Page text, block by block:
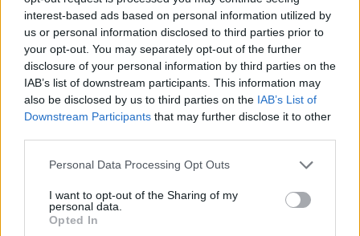
interest-based ads based on personal information utilized by
us or personal information disclosed to third parties prior to
your opt-out. You may separately opt-out of the further
disclosure of your personal information by third parties on the
IAB’s list of downstream participants. This information may
also be disclosed by us to third parties on the IAB’s List of
Downstream Participants that may further disclose it to other
Please note that this website/app uses one or more Google
not limited to your visit or usage behaviour. You may click to
grant or deny consent to Google and its third-party tags to
use your data for below specified purposes in below Google
Personal Data Processing Opt Outs
I want to opt-out of the Sharing of my
personal data.
Opted In
checklist evita errori comuni e ottiene risparmio
reale senza compromettere la qualità o la
sostenibilità.
Matteo Pellegrino ha organizzato una sfilata
pop-up nei vicoli del Quartieri Spagnoli per
promuovere giovani designer; è editorialista
moda che cura rubriche su artigianato e